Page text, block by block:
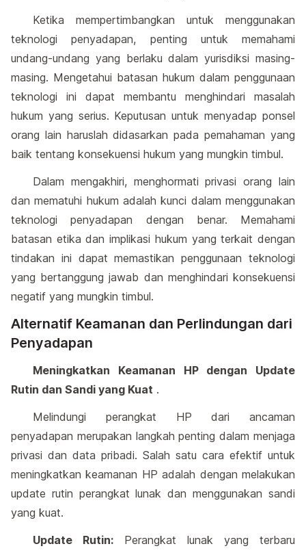
Ketika mempertimbangkan untuk menggunakan
teknologi penyadapan, penting untuk memahami
undang-undang yang berlaku dalam yurisdiksi masing-
masing. Mengetahui batasan hukum dalam penggunaan
teknologi ini dapat membantu menghindari masalah
hukum yang serius. Keputusan untuk menyadap ponsel
orang lain haruslah didasarkan pada pemahaman yang
baik tentang konsekuensi hukum yang mungkin timbul.
Dalam mengakhiri, menghormati privasi orang lain
dan mematuhi hukum adalah kunci dalam menggunakan
teknologi penyadapan dengan benar. Memahami
batasan etika dan implikasi hukum yang terkait dengan
tindakan ini dapat memastikan penggunaan teknologi
yang bertanggung jawab dan menghindari konsekuensi
negatif yang mungkin timbul.
Alternatif Keamanan dan Perlindungan dari
Penyadapan
Meningkatkan Keamanan HP dengan Update
Rutin dan Sandi yang Kuat .
Melindungi perangkat HP dari ancaman
penyadapan merupakan langkah penting dalam menjaga
privasi dan data pribadi. Salah satu cara efektif untuk
meningkatkan keamanan HP adalah dengan melakukan
update rutin perangkat lunak dan menggunakan sandi
yang kuat.
Update Rutin: Perangkat lunak yang terbaru